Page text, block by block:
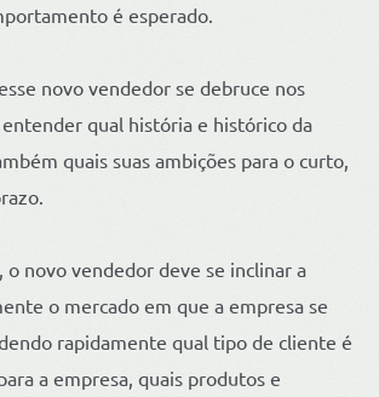
é esperado.
novo vendedor se debruce nos
qual história e histórico da
quais suas ambições para o curto,
novo vendedor deve se inclinar a
o mercado em que a empresa se
rapidamente qual tipo de cliente é
a empresa, quais produtos e